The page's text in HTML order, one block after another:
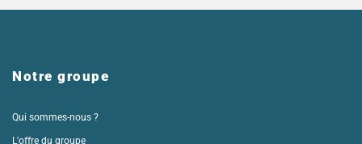
Notre groupe
Qui sommes-nous ?
L'offre du groupe